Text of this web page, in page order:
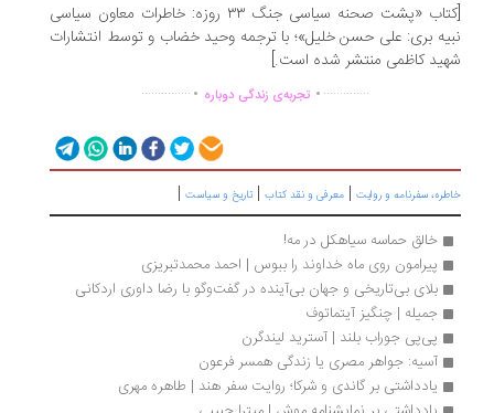
[کتاب «پشت صحنه سیاسی جنگ ۳۳ روزه: خاطرات معاون سیاسی
بری: علی حسن خلیل»؛ با ترجمه وحید خضاب و توسط انتشارات
کاظمی منتشر شده است.]
............... .تجربه‌ی زندگی دوباره ...............
سفرنامه‌ و روایت|معرفی و نقد کتاب|تاریخ و سیاست |
خالق حماسه سیاهکل در مه!
پیرامون روی ماه خداوند را ببوس | احمد محمدتبریزی
بلای بی‌تاریخی و جهان بی‌آینده در گفت‌وگو با رضا داوری اردکانی
جمیله | چنگیز آیتماتوف
پی‌پی جوراب بلند | آسترید لیندگرن
آسیه: جواهر مصری یا زندگی همسر فرعون
یادداشتی بر گاندی و شرکا؛ روایت سفر هند | طاهره مهری